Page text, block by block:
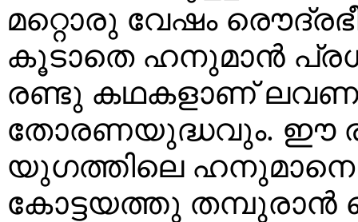
മറ്റൊരു വേഷം
കൂടാതെ ഹനുമാൻ
രണ്ടു കഥകളാണ്
തോരണയുദ്ധവും. ഈ
യുഗത്തിലെ ഹനുമാനെ
കോട്ടയത്തു